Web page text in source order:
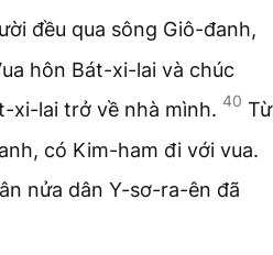
đều qua sông Giô-đanh,
hôn Bát-xi-lai và chúc
xi-lai trở về nhà mình. 40 Từ
có Kim-ham đi với vua.
nửa dân Y-sơ-ra-ên đã